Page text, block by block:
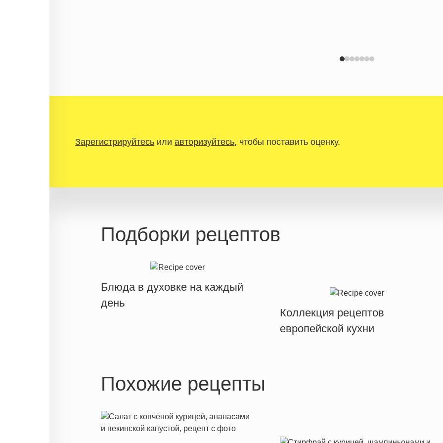
Зарегистрируйтесьили авторизуйтесь, чтобы поставить оценку.
Подборки рецептов
Блюда в духовке на каждый
день
Коллекция рецептов
европейской кухни
Похожие рецепты